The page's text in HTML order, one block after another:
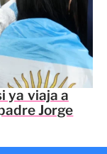
ya viaja a
Jorge